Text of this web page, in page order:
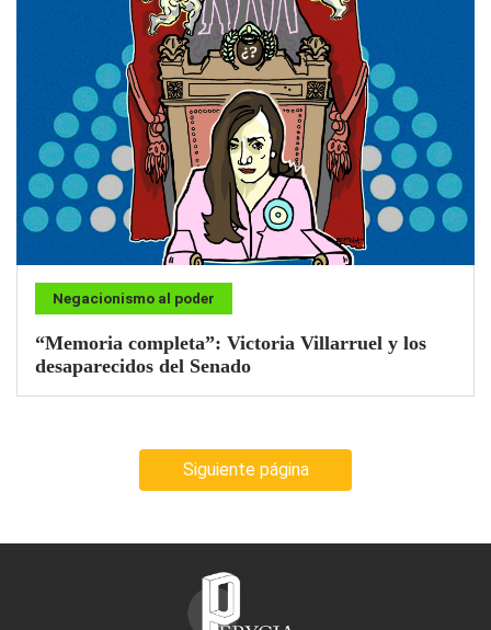
Negacionismo al poder
“Memoria completa”: Victoria Villarruel y los
desaparecidos del Senado
Siguiente página